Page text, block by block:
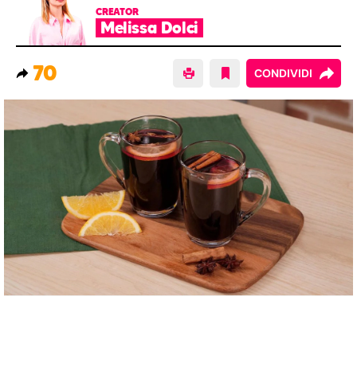
CREATOR
Melissa Dolci
70 CONDIVIDI